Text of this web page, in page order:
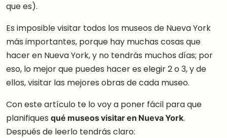
que es).
Es imposible visitar todos los museos de Nueva York
más importantes, porque hay muchas cosas que
hacer en Nueva York, y no tendrás muchos días; por
eso, lo mejor que puedes hacer es elegir 2 o 3, y de
ellos, visitar las mejores obras de cada museo.
Con este artículo te lo voy a poner fácil para que
planifiques qué museos visitar en Nueva York.
Después de leerlo tendrás claro: